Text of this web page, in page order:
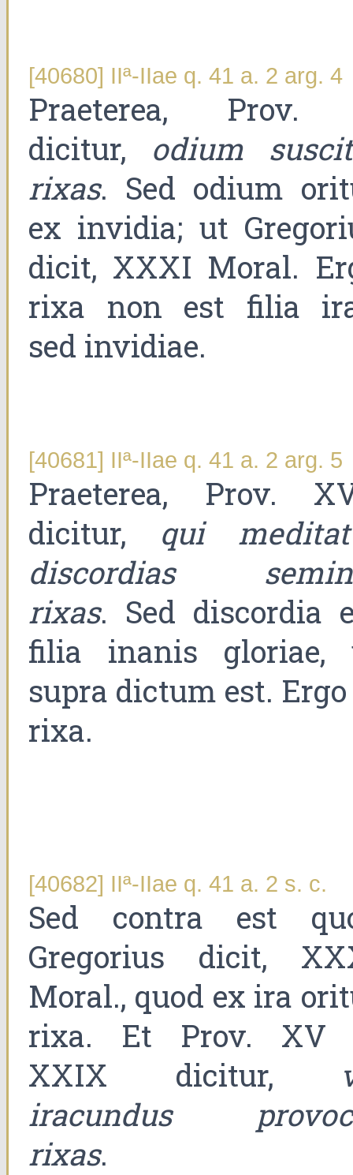
[40680] IIª-IIae q. 41 a. 2 arg. 4
Praeterea, Prov.
dicitur, odium
rixas. Sed odium
ex invidia; ut
dicit, XXXI Moral.
rixa non est filia
sed invidiae.
[40681] IIª-IIae q. 41 a. 2 arg. 5
Praeterea, Prov.
dicitur, qui
discordias
rixas. Sed discordia
filia inanis gloriae,
supra dictum est.
rixa.
[40682] IIª-IIae q. 41 a. 2 s. c.
Sed contra est
Gregorius dicit,
Moral., quod ex ira
rixa. Et Prov. XV
XXIX dicitur,
iracundus
rixas.